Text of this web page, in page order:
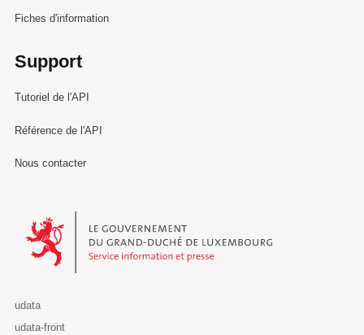
Fiches d'information
Support
Tutoriel de l'API
Référence de l'API
Nous contacter
Le Gouvernement du Grand-Duché de Luxembourg - Service
udata
udata-front